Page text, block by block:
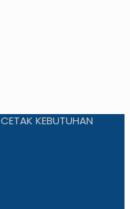
KEBUTUHAN